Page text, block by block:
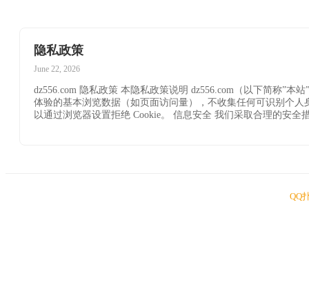
隐私政策
June 22, 2026
dz556.com 隐私政策 本隐私政策说明 dz556.com（以下简称”本
体验的基本浏览数据（如页面访问量），不收集任何可识别个
以通过浏览器设置拒绝 Cookie。 信息安全 我们采取合理的安
QQ